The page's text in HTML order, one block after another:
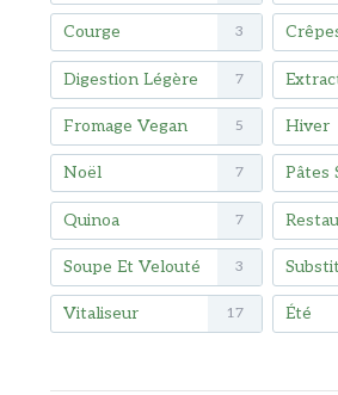
Courge 3
Digestion Légère 7
Fromage Vegan 5 Hiver
Noël 7 Pâtes
Quinoa 7
Soupe Et Velouté 3
Vitaliseur 17 Été